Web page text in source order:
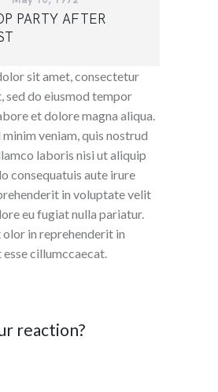
PARTY AFTER
sit amet, consectetur
sed do eiusmod tempor
et dolore magna aliqua.
minim veniam, quis nostrud
laboris nisi ut aliquip
consequatuis aute irure
in voluptate velit
eu fugiat nulla pariatur.
in reprehenderit in
cillumccaecat.
reaction?